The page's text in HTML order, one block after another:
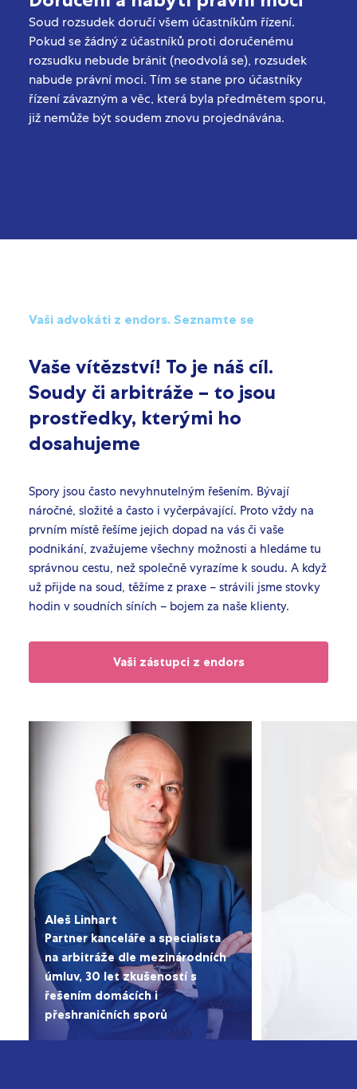
Soud rozsudek doručí všem účastníkům řízení.
Pokud se žádný z účastníků proti doručenému
rozsudku nebude bránit (neodvolá se), rozsudek
nabude právní moci. Tím se stane pro účastníky
řízení závazným a věc, která byla předmětem sporu,
již nemůže být soudem znovu projednávána.
Vaši advokáti z endors. Seznamte se
Vaše vítězství! To je náš cíl.
Soudy či arbitráže – to jsou
prostředky, kterými ho
dosahujeme
Spory jsou často nevyhnutelným řešením. Bývají
náročné, složité a často i vyčerpávající. Proto vždy na
prvním místě řešíme jejich dopad na vás či vaše
podnikání, zvažujeme všechny možnosti a hledáme tu
správnou cestu, než společně vyrazíme k soudu. A když
už přijde na soud, těžíme z praxe – strávili jsme stovky
hodin v soudních síních – bojem za naše klienty.
Vaši zástupci z endors
Aleš Linhart
Partner kanceláře a specialista
na arbitráže dle mezinárodních
úmluv, 30 let zkušeností s
řešením domácích i
přeshraničních sporů